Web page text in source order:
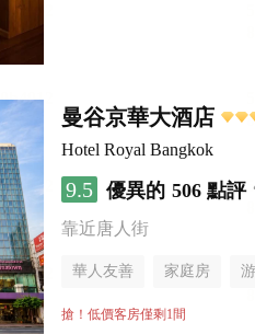
曼谷京華大酒店
Hotel Royal Bangkok
9.5 優異的 506 點評
靠近唐人街
華人友善 家庭房
搶！低價客房僅剩1間